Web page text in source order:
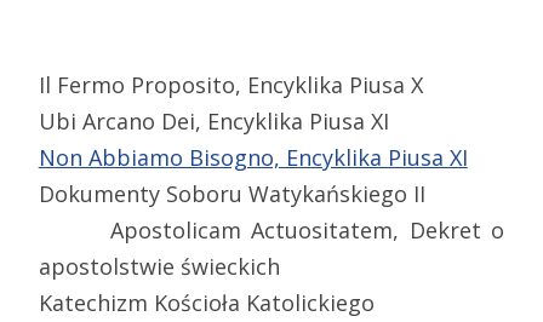
Il Fermo Proposito, Encyklika Piusa X
Ubi Arcano Dei, Encyklika Piusa XI
Non Abbiamo Bisogno, Encyklika Piusa XI
Dokumenty Soboru Watykańskiego II
Apostolicam Actuositatem, Dekret o
apostolstwie świeckich
Katechizm Kościoła Katolickiego